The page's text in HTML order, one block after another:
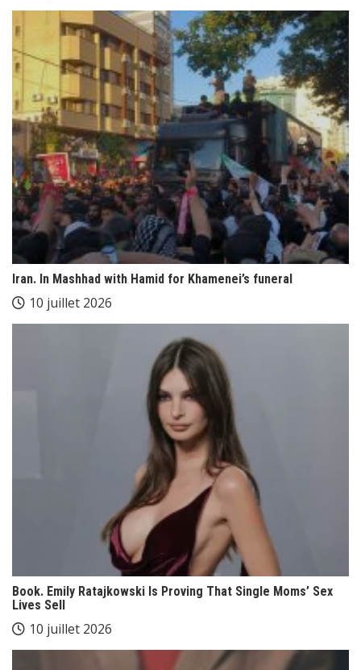
Iran. In Mashhad with Hamid for Khamenei’s funeral
10 juillet 2026
Book. Emily Ratajkowski Is Proving That Single Moms’ Sex
Lives Sell
10 juillet 2026